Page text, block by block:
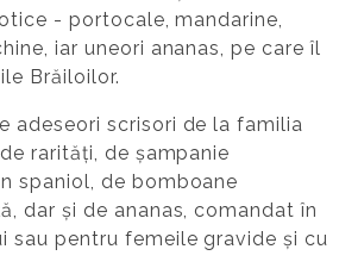
- portocale, mandarine,
iar uneori ananas, pe care îl
Brăiloilor.
adeseori scrisori de la familia
rarități, de șampanie
spaniol, de bomboane
dar și de ananas, comandat în
sau pentru femeile gravide și cu